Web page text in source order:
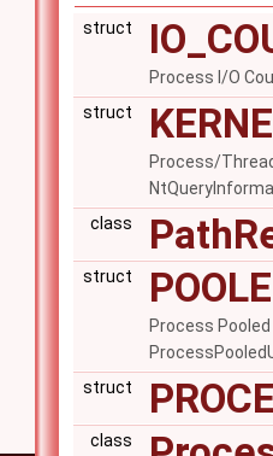
struct
Process I/O
struct
Process/
class
struct
Process
struct
class